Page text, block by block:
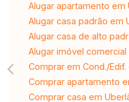
Alugar apartamento em
Alugar casa padrão em
Alugar casa de alto
Alugar imóvel comercial
Comprar em Cond./
Comprar apartamento
Comprar casa em